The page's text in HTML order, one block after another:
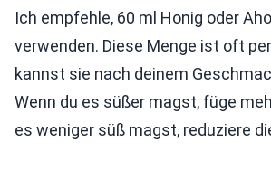
Ich empfehle, 60 ml Honig oder
verwenden. Diese Menge ist oft
kannst sie nach deinem
Wenn du es süßer magst, füge
es weniger süß magst, reduziere